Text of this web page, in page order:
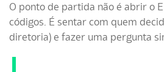
O ponto de partida não é abrir o
códigos. É sentar com quem
diretoria) e fazer uma pergunta